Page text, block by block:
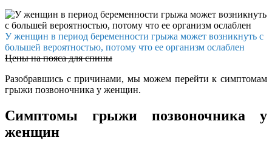
У женщин в период беременности грыжа может возникнуть с
большей вероятностью, потому что ее организм ослаблен
Цены на пояса для спины
Разобравшись с причинами, мы можем перейти к симптомам
грыжи позвоночника у женщин.
Симптомы грыжи позвоночника у
женщин